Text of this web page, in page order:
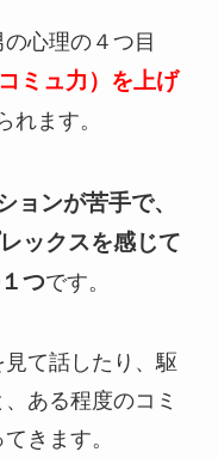
心理の４つ目
ミュ力）を上げ
れます。
ョンが苦手で、
ックスを感じて
つです。
て話したり、駆
ある程度のコミ
きます。